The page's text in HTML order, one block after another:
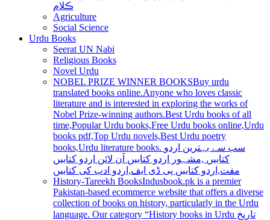
ڪلام
Agriculture
Social Science
Urdu Books
Seerat UN Nabi
Religious Books
Novel Urdu
NOBEL PRIZE WINNER BOOKSBuy urdu
translated books online.Anyone who loves classic
literature and is interested in exploring the works of
Nobel Prize-winning authors.Best Urdu books of all
time,Popular Urdu books,Free Urdu books online,Urdu
books pdf,Top Urdu novels,Best Urdu poetry
books,Urdu literature books. سب سے بہترین اردو
کتابیں ,مشہور اردو کتابیں آن لائن اردو کتابیں
مفت,اردو کتابیں پی ڈی ایف,اردو ادب کی کتابیں
History-Tareekh BooksIndusbook.pk is a premier
Pakistan-based ecommerce website that offers a diverse
collection of books on history, particularly in the Urdu
language. Our category “History books in Urdu تاریخ